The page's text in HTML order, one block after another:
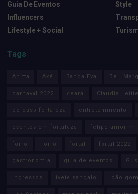
Guia De Eventos
Influencers
Lifestyle + Social
Style
Tags
Anitta Axé Banda Eva Bell
carnaval 2022 ceará Claudia Leitte
colosso fortaleza entretenimento
eventos em fortaleza felipe amorim
forro Forró fortal fortal 2022
gastronomia guia de eventos
ingressos ivete sangalo joão